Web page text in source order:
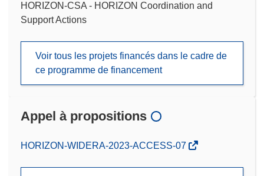
HORIZON-CSA - HORIZON Coordination and
Support Actions
Voir tous les projets financés dans le cadre de
ce programme de financement
Appel à propositions
(s’ouvre
HORIZON-WIDERA-2023-ACCESS-07